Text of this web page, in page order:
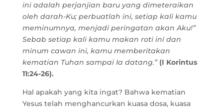
ini adalah perjanjian baru yang dimeteraikan
oleh darah-Ku; perbuatlah ini, setiap kali kamu
meminumnya, menjadi peringatan akan Aku!”
Sebab setiap kali kamu makan roti ini dan
minum cawan ini, kamu memberitakan
kematian Tuhan sampai Ia datang.” (I Korintus
11:24-26).
Hal apakah yang kita ingat? Bahwa kematian
Yesus telah menghancurkan kuasa dosa, kuasa